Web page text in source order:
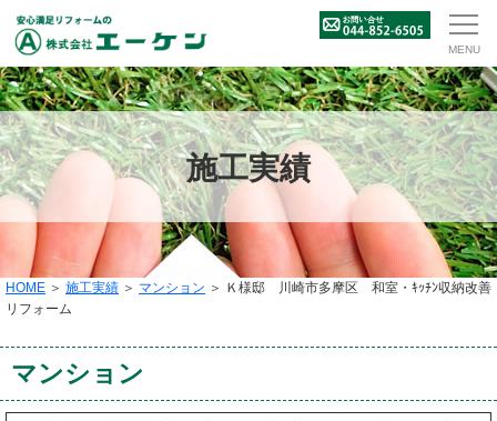
施工実績
HOME ＞ 施工実績 ＞ マンション ＞ Ｋ様邸 川崎市多摩区 和室・ｷｯﾁﾝ収納改善
リフォーム
マンション